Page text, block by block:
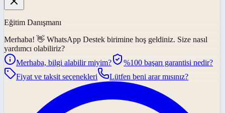
Eğitim Danışmanı
Merhaba! 👋 WhatsApp Destek birimine hoş geldiniz. Size nasıl
yardımcı olabiliriz?
Merhaba, bilgi alabilir miyim?
%100 başarı garantisi nedir?
Fiyat ve taksit seçenekleri
Lütfen beni arar mısınız?